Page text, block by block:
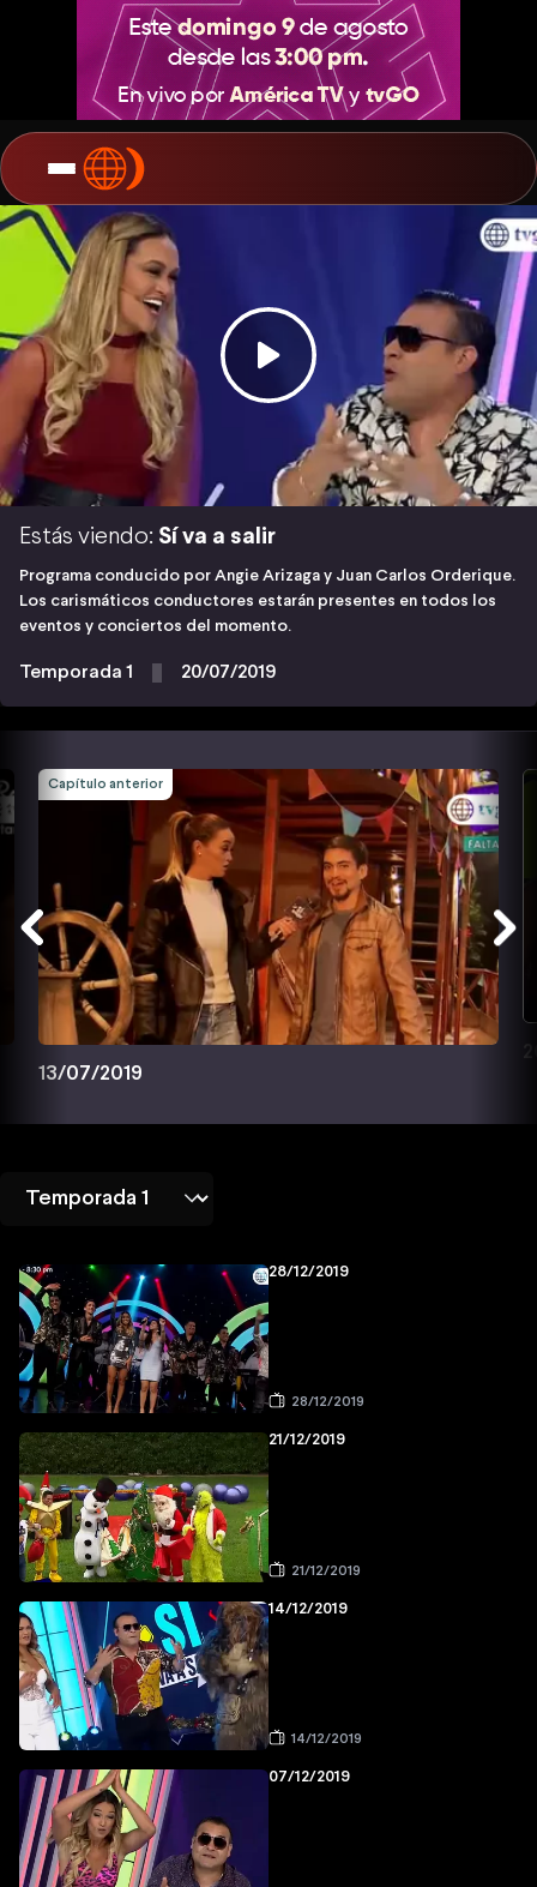
Estás viendo: Sí va a salir
Programa conducido por Angie Arizaga y Juan Carlos Orderique.
Los carismáticos conductores estarán presentes en todos los
eventos y conciertos del momento.
Temporada 1 20/07/2019
Capítulo anterior
13/07/2019
28/12/2019
28/12/2019
21/12/2019
21/12/2019
14/12/2019
14/12/2019
07/12/2019